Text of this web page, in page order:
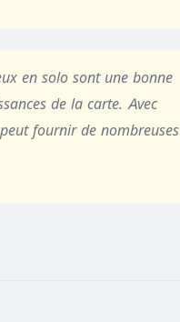
en solo sont une bonne
de la carte. Avec
fournir de nombreuses